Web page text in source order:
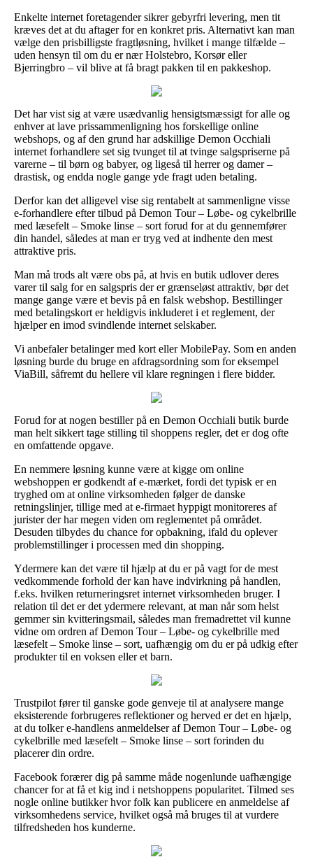
Enkelte internet foretagender sikrer gebyrfri levering, men tit
kræves det at du aftager for en konkret pris. Alternativt kan man
vælge den prisbilligste fragtløsning, hvilket i mange tilfælde –
uden hensyn til om du er nær Holstebro, Korsør eller
Bjerringbro – vil blive at få bragt pakken til en pakkeshop.
Det har vist sig at være usædvanlig hensigtsmæssigt for alle og
enhver at lave prissammenligning hos forskellige online
webshops, og af den grund har adskillige Demon Occhiali
internet forhandlere set sig tvunget til at tvinge salgspriserne på
varerne – til børn og babyer, og ligeså til herrer og damer –
drastisk, og endda nogle gange yde fragt uden betaling.
Derfor kan det alligevel vise sig rentabelt at sammenligne visse
e-forhandlere efter tilbud på Demon Tour – Løbe- og cykelbrille
med læsefelt – Smoke linse – sort forud for at du gennemfører
din handel, således at man er tryg ved at indhente den mest
attraktive pris.
Man må trods alt være obs på, at hvis en butik udlover deres
varer til salg for en salgspris der er grænseløst attraktiv, bør det
mange gange være et bevis på en falsk webshop. Bestillinger
med betalingskort er heldigvis inkluderet i et reglement, der
hjælper en imod svindlende internet selskaber.
Vi anbefaler betalinger med kort eller MobilePay. Som en anden
løsning burde du bruge en afdragsordning som for eksempel
ViaBill, såfremt du hellere vil klare regningen i flere bidder.
Forud for at nogen bestiller på en Demon Occhiali butik burde
man helt sikkert tage stilling til shoppens regler, det er dog ofte
en omfattende opgave.
En nemmere løsning kunne være at kigge om online
webshoppen er godkendt af e-mærket, fordi det typisk er en
tryghed om at online virksomheden følger de danske
retningslinjer, tillige med at e-firmaet hyppigt monitoreres af
jurister der har megen viden om reglementet på området.
Desuden tilbydes du chance for opbakning, ifald du oplever
problemstillinger i processen med din shopping.
Ydermere kan det være til hjælp at du er på vagt for de mest
vedkommende forhold der kan have indvirkning på handlen,
f.eks. hvilken returneringsret internet virksomheden bruger. I
relation til det er det ydermere relevant, at man når som helst
gemmer sin kvitteringsmail, således man fremadrettet vil kunne
vidne om ordren af Demon Tour – Løbe- og cykelbrille med
læsefelt – Smoke linse – sort, uafhængig om du er på udkig efter
produkter til en voksen eller et barn.
Trustpilot fører til ganske gode genveje til at analysere mange
eksisterende forbrugeres reflektioner og herved er det en hjælp,
at du tolker e-handlens anmeldelser af Demon Tour – Løbe- og
cykelbrille med læsefelt – Smoke linse – sort forinden du
placerer din ordre.
Facebook forærer dig på samme måde nogenlunde uafhængige
chancer for at få et kig ind i netshoppens popularitet. Tilmed ses
nogle online butikker hvor folk kan publicere en anmeldelse af
virksomhedens service, hvilket også må bruges til at vurdere
tilfredsheden hos kunderne.